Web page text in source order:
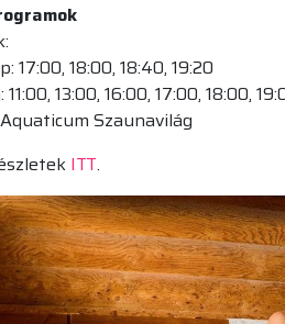
17:00, 18:00, 18:40, 19:20
13:00, 16:00, 17:00, 18:00,
Szaunavilág
ITT.